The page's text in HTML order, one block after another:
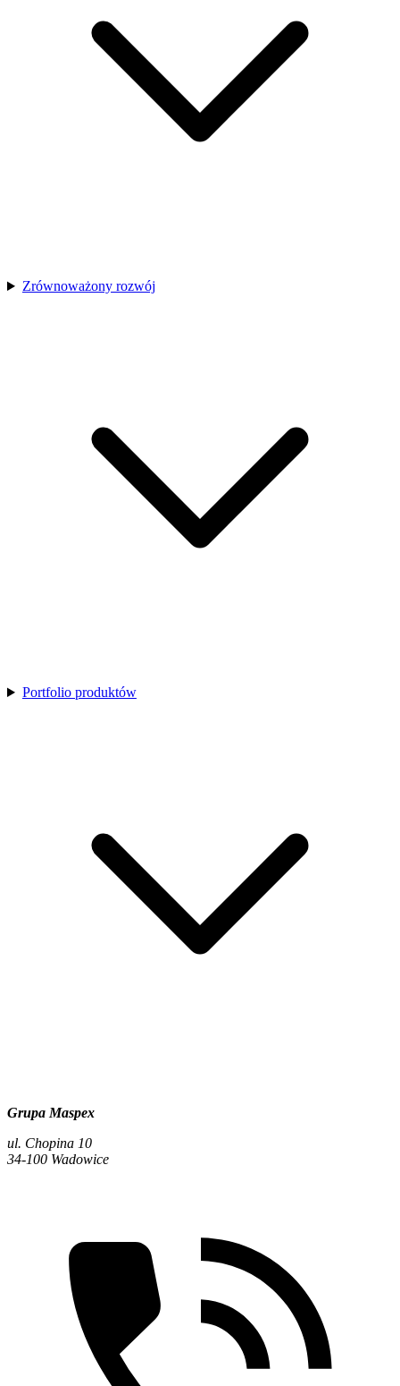
Zrównoważony rozwój
Portfolio produktów
Grupa Maspex
ul. Chopina 10
34-100 Wadowice